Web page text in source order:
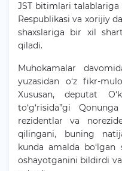
JST bitimlari talablariga
Respublikasi va xorijiy
shaxslariga bir xil
qiladi.
Muhokamalar
yuzasidan o‘z fikr-
Xususan, deputat
to‘g‘risida”gi
rezidentlar va
qilingani, buning
kunda amalda
oshayotganini bildirdi